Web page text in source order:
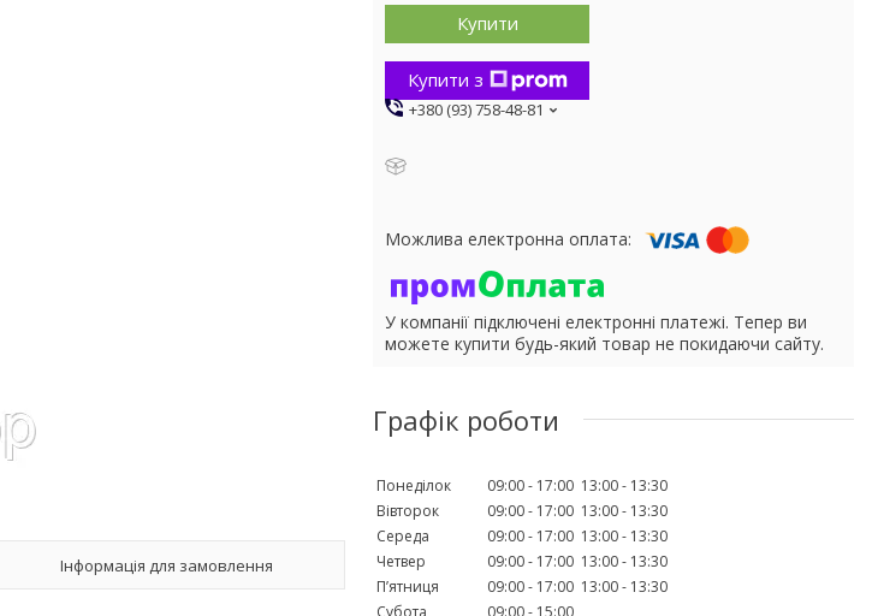
Інформація для замовлення
Купити
Купити з
+380 (93) 758-48-81
У компанії підключені електронні платежі. Тепер ви
можете купити будь-який товар не покидаючи сайту.
Графік роботи
Понеділок 09:00 17:00 13:00
13:30
Вівторок
09:00 17:00 13:00
13:30
Середа
09:00 17:00 13:00
13:30
Четвер
09:00 17:00 13:00
13:30
Пʼятниця
09:00 17:00 13:00
13:30
Субота
09:00 15:00